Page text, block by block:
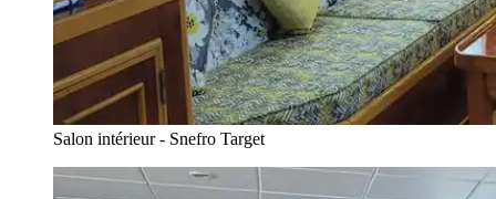
Salon intérieur - Snefro Target